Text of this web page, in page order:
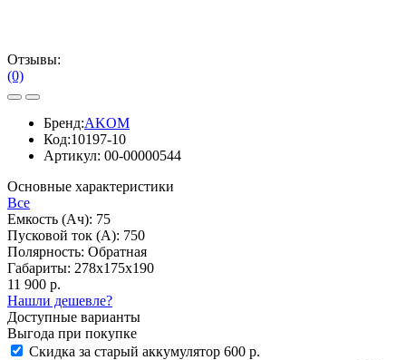
Отзывы:
(0)
Бренд:AKOM
Код:10197-10
Артикул: 00-00000544
Основные характеристики
Все
Емкость (Ач): 75
Пусковой ток (А): 750
Полярность: Обратная
Габариты: 278x175x190
11 900 р.
Нашли дешевле?
Доступные варианты
Выгода при покупке
Скидка за старый аккумулятор 600 р.